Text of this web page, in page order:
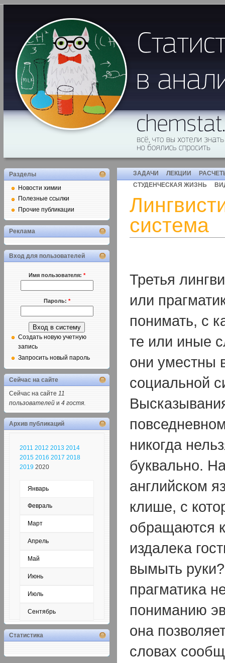
ЗАДАЧИ ЛЕКЦИИ
СТУДЕНЧЕСКАЯ ЖИЗНЬ
система
Третья
или
понимать, с
те или иные
они уместны
социальной
никогда
буквально.
английском
клише, с
обращаются
издалека
вымыть
прагматика
пониманию
она
словах
Разделы
Новости химии
Полезные ссылки
Прочие публикации
Реклама
Вход для пользователей
Имя пользователя: *
Пароль: *
Создать новую учетную
запись
Запросить новый пароль
Сейчас на сайте
Сейчас на сайте 11
пользователей и 4 гостя.
Архив публикаций
2011 2012 2013 2014
2015 2016 2017 2018
2019 2020
Январь
Февраль
Март
Апрель
Май
Июнь
Июль
Сентябрь
Статистика